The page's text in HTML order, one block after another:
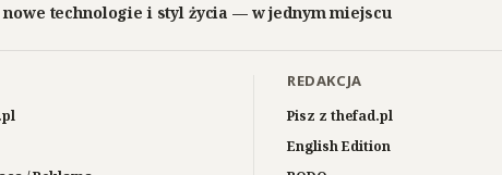
technologie i styl życia — w jednym miejscu
REDAKCJA
Pisz z thefad.pl
English Edition